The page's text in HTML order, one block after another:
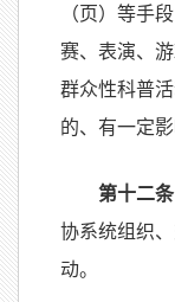
（页）等手
赛、表演、
群众性科普
的、有一定
第十二条
协系统组织
动。